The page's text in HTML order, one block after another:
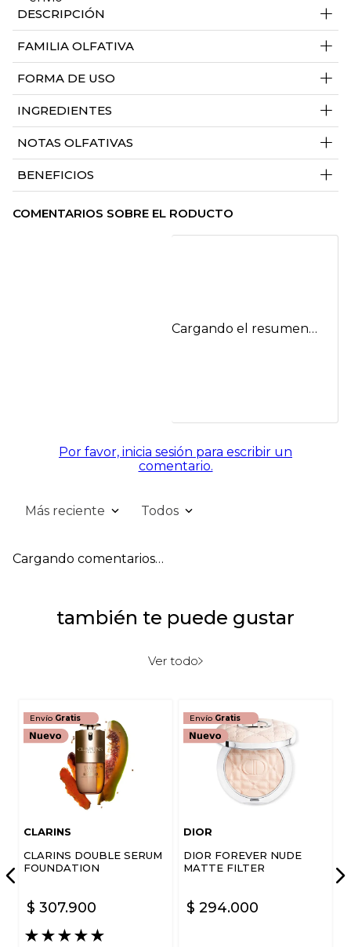
DESCRIPCIÓN +
FAMILIA OLFATIVA +
FORMA DE USO +
INGREDIENTES +
NOTAS OLFATIVAS +
BENEFICIOS +
COMENTARIOS SOBRE EL RODUCTO
Cargando el resumen…
Por favor, inicia sesión para escribir un
comentario.
Más reciente Todos
Cargando comentarios…
también te puede gustar
Ver todo
Envío Gratis
CLARINS
CLARINS DOUBLE SERUM
FOUNDATION
$ 307.900
★★★★★
Envío Gratis
DIOR
DIOR FOREVER NUDE
MATTE FILTER
$ 294.000